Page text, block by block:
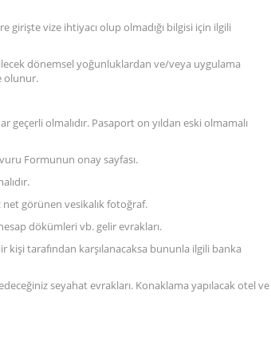
vize ihtiyacı olup olmadığı bilgisi için ilgili
dönemsel yoğunluklardan ve/veya uygulama
olunur.
olmalıdır. Pasaport on yıldan eski olmamalı
Formunun onay sayfası.
görünen vesikalık fotoğraf.
dökümleri vb. gelir evrakları.
kişi tarafından karşılanacaksa bununla ilgili banka
seyahat evrakları. Konaklama yapılacak otel ve